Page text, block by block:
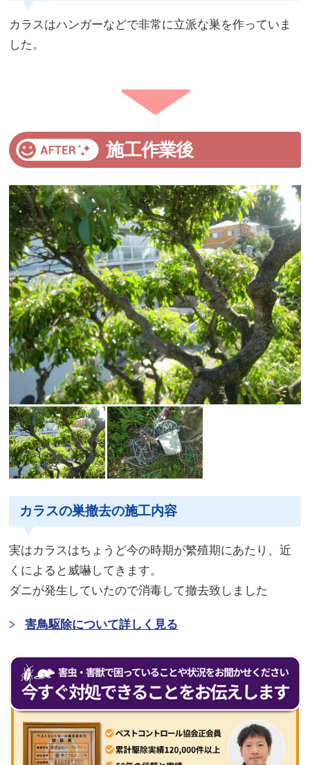
カラスはハンガーなどで非常に立派な巣を作っていま
した。
施工作業後
カラスの巣撤去の施工内容
実はカラスはちょうど今の時期が繁殖期にあたり、近
くによると威嚇してきます。
ダニが発生していたので消毒して撤去致しました
害鳥駆除について詳しく見る